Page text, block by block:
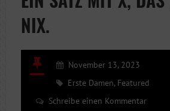
NIX.
November 13, 2023
Erste Damen, Featured
Schreibe einen Kommentar